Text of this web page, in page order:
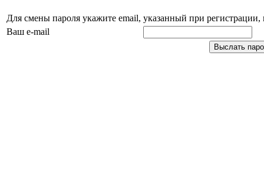
Для смены пароля укажите email, указанный при
Ваш e-mail